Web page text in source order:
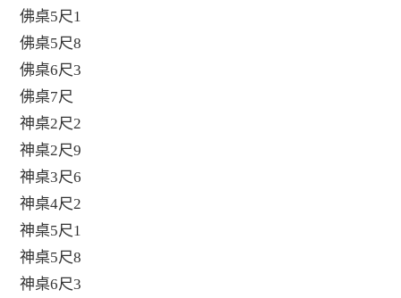
佛桌5尺1
佛桌5尺8
佛桌6尺3
佛桌7尺
神桌2尺2
神桌2尺9
神桌3尺6
神桌4尺2
神桌5尺1
神桌5尺8
神桌6尺3